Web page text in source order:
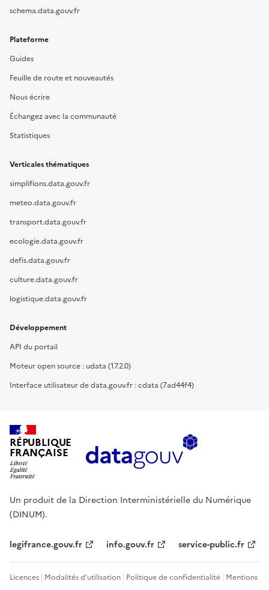
schema.data.gouv.fr
Plateforme
Guides
Feuille de route et nouveautés
Nous écrire
Échangez avec la communauté
Statistiques
Verticales thématiques
simplifions.data.gouv.fr
meteo.data.gouv.fr
transport.data.gouv.fr
ecologie.data.gouv.fr
defis.data.gouv.fr
culture.data.gouv.fr
logistique.data.gouv.fr
Développement
API du portail
Moteur open source : udata (17.2.0)
Interface utilisateur de data.gouv.fr : cdata (7ad44f4)
RÉPUBLIQUE
FRANÇAISE
Un produit de la Direction Interministérielle du Numérique
(DINUM).
legifrance.gouv.fr info.gouv.fr service-public.fr
Licences Modalités d'utilisation Politique de confidentialité Mentions